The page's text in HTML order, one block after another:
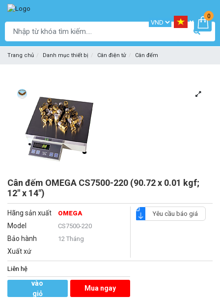
0
Trang chủ Danh mục thiết bị Cân điện tử Cân đếm
Cân đếm OMEGA CS7500-220 (90.72 x 0.01 kgf;
12" x 14")
Hãng sản xuất OMEGA
Model CS7500-220
Bảo hành 12 Tháng
Xuất xứ
Yêu cầu báo giá
Liên hệ
vào
giỏ
Mua ngay